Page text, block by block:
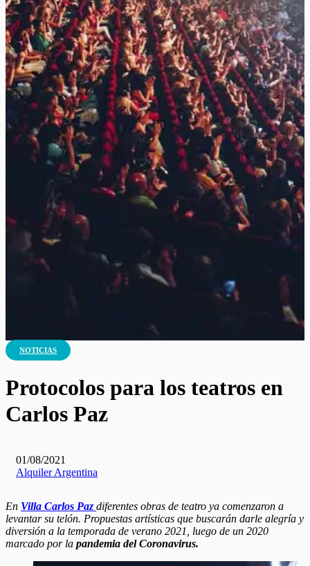
NOTICIAS
Protocolos para los teatros en
Carlos Paz
01/08/2021
Alquiler Argentina
En Villa Carlos Paz diferentes obras de teatro ya comenzaron a
levantar su telón. Propuestas artísticas que buscarán darle alegría y
diversión a la temporada de verano 2021, luego de un 2020
marcado por la pandemia del Coronavirus.